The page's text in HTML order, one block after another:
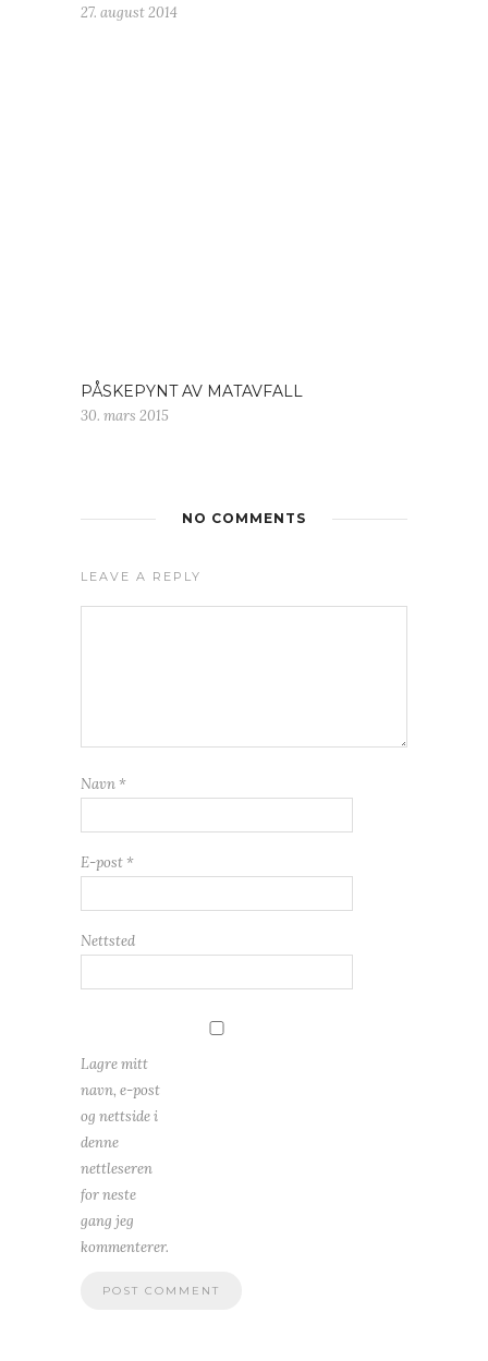
27. august 2014
PÅSKEPYNT AV MATAVFALL
30. mars 2015
NO COMMENTS
LEAVE A REPLY
Navn *
E-post *
Nettsted
Lagre mitt
navn, e-post
og nettside i
denne
nettleseren
for neste
gang jeg
kommenterer.